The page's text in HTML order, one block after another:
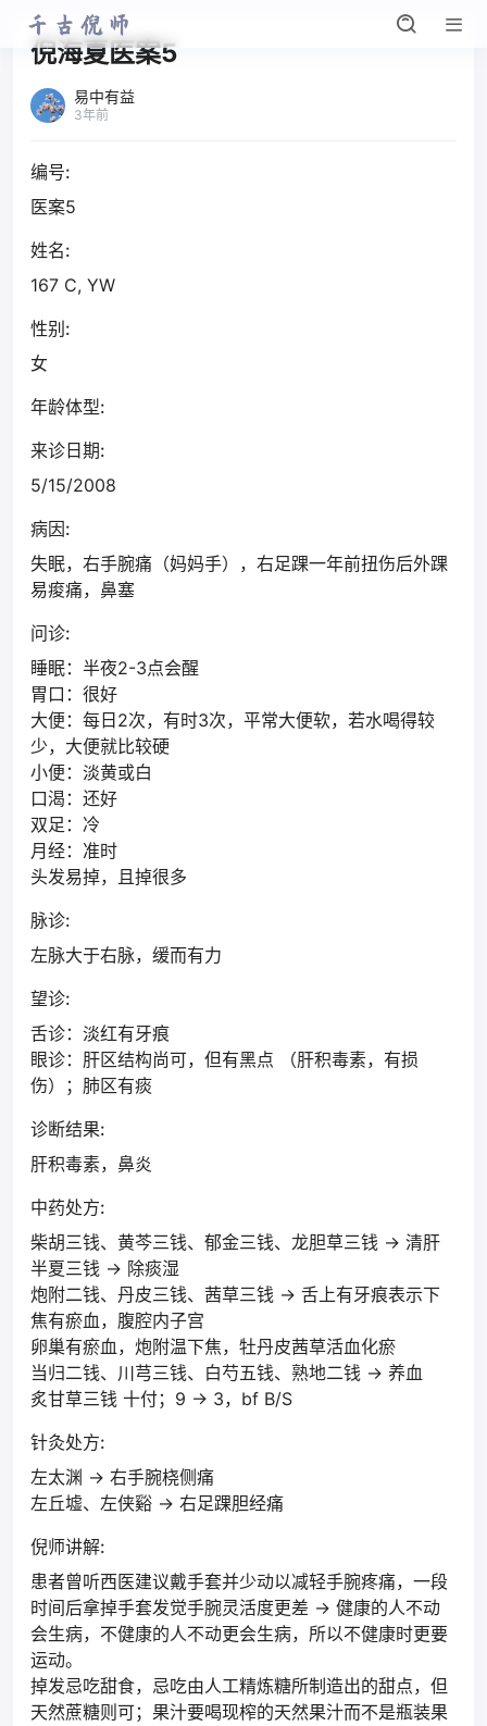
倪海夏医案5
易中有益
3年前
编号:
医案5
姓名:
167 C, YW
性别:
女
年龄体型:
来诊日期:
5/15/2008
病因:
失眠，右手腕痛（妈妈手），右足踝一年前扭伤后外踝
易痠痛，鼻塞
问诊:
睡眠：半夜2-3点会醒
胃口：很好
大便：每日2次，有时3次，平常大便软，若水喝得较
少，大便就比较硬
小便：淡黄或白
口渴：还好
双足：冷
月经：准时
头发易掉，且掉很多
脉诊:
左脉大于右脉，缓而有力
望诊:
舌诊：淡红有牙痕
眼诊：肝区结构尚可，但有黑点 （肝积毒素，有损
伤）；肺区有痰
诊断结果:
肝积毒素，鼻炎
中药处方:
柴胡三钱、黄芩三钱、郁金三钱、龙胆草三钱 → 清肝
半夏三钱 → 除痰湿
炮附二钱、丹皮三钱、茜草三钱 → 舌上有牙痕表示下
焦有瘀血，腹腔内子宫
卵巢有瘀血，炮附温下焦，牡丹皮茜草活血化瘀
当归二钱、川芎三钱、白芍五钱、熟地二钱 → 养血
炙甘草三钱 十付；9 → 3，bf B/S
针灸处方:
左太渊 → 右手腕桡侧痛
左丘墟、左侠谿 → 右足踝胆经痛
倪师讲解:
患者曾听西医建议戴手套并少动以减轻手腕疼痛，一段
时间后拿掉手套发觉手腕灵活度更差 → 健康的人不动
会生病，不健康的人不动更会生病，所以不健康时更要
运动。
掉发忌吃甜食，忌吃由人工精炼糖所制造出的甜点，但
天然蔗糖则可；果汁要喝现榨的天然果汁而不是瓶装果